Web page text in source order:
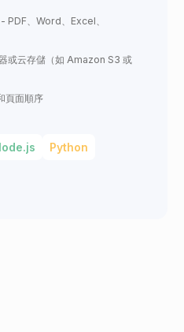
PDF、Word、Excel、
或云存儲（如 Amazon S3 或
頁面順序
Python